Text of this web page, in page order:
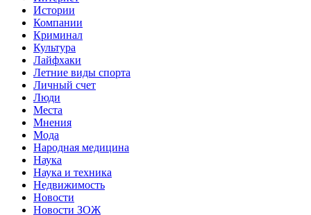
Истории
Компании
Криминал
Культура
Лайфхаки
Летние виды спорта
Личный счет
Люди
Места
Мнения
Мода
Народная медицина
Наука
Наука и техника
Недвижимость
Новости
Новости ЗОЖ